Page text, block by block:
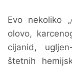
Evo nekoliko
olovo,
cijanid,
štetnih